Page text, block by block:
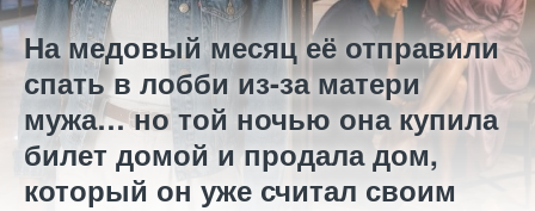
На медовый месяц её отправили
спать в лобби из-за матери
мужа… но той ночью она купила
билет домой и продала дом,
который он уже считал своим